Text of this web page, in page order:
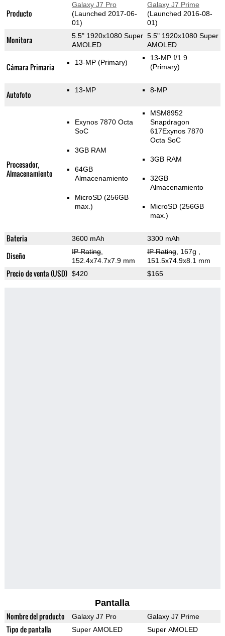
Producto
Galaxy J7 Pro
(Launched 2017-06-
01)
Galaxy J7 Prime
(Launched 2016-08-
01)
Monitora
5.5" 1920x1080 Super
AMOLED
5.5" 1920x1080 Super
AMOLED
Cámara Primaria 13-MP (Primary)
13-MP f/1.9
(Primary)
Autofoto 13-MP 8-MP
Procesador,
Almacenamiento
Exynos 7870 Octa
SoC
3GB RAM
64GB
Almacenamiento
MicroSD (256GB
max.)
MSM8952
Snapdragon
617Exynos 7870
Octa SoC
3GB RAM
32GB
Almacenamiento
MicroSD (256GB
max.)
Bateria 3600 mAh 3300 mAh
Diseño IP Rating,
152.4x74.7x7.9 mm
IP Rating, 167g
151.5x74.9x8.1 mm
Precio de venta (USD) $420 $165
Pantalla
Nombre del producto Galaxy J7 Pro Galaxy J7 Prime
Tipo de pantalla Super AMOLED Super AMOLED